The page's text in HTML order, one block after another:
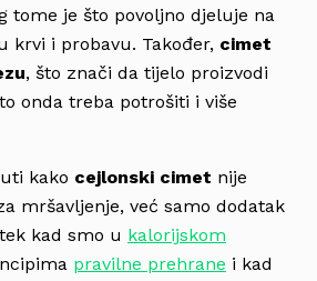
tome je što povoljno djeluje na
krvi i probavu. Također, cimet
, što znači da tijelo proizvodi
onda treba potrošiti i više
kako cejlonski cimet nije
mršavljenje, već samo dodatak
kad smo u kalorijskom
pravilne prehrane i kad